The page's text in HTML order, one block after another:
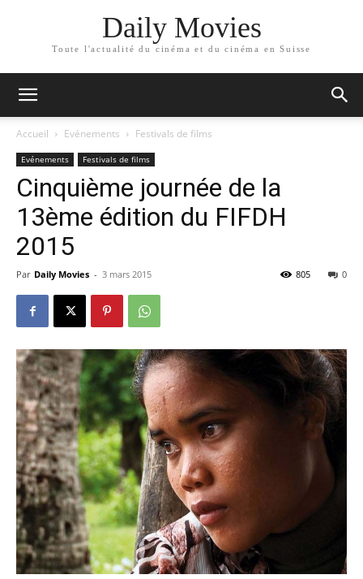
Daily Movies
Toute l'actualité du cinéma et du cinéma en Suisse
Accueil Evénements Festivals de films
Evénements Festivals de films
Cinquième journée de la
13ème édition du FIFDH
2015
Par Daily Movies - 3 mars 2015 0
805